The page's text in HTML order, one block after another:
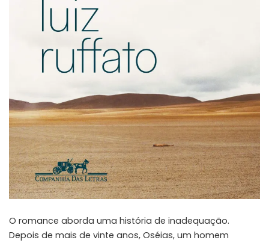
O romance aborda uma história de inadequação.
Depois de mais de vinte anos, Oséias, um homem